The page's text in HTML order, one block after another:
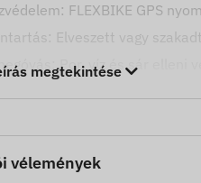
FLEXBIKE GPS
Elveszett vagy
Por, víz és sár elleni
található készülék
észlelése és kiértékelése
megtekintése
vélemények